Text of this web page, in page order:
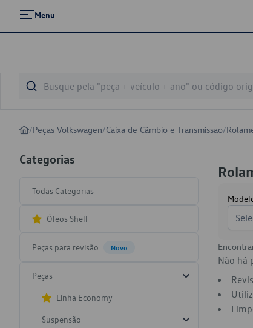
Menu
/Peças Volkswagen/Caixa de Câmbio e Transmissao/
Categorias
Todas Categorias
Óleos Shell
Peças para revisão Novo
Peças
Linha Economy
Suspensão
Não há